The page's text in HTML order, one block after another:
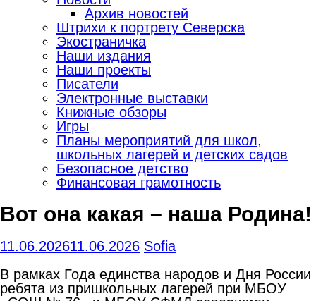
Архив новостей
Штрихи к портрету Северска
Экостраничка
Наши издания
Наши проекты
Писатели
Электронные выставки
Книжные обзоры
Игры
Планы мероприятий для школ,
школьных лагерей и детских садов
Безопасное детство
Финансовая грамотность
Вот она какая – наша Родина!
11.06.202611.06.2026 Sofia
В рамках Года единства народов и Дня России
ребята из пришкольных лагерей при МБОУ